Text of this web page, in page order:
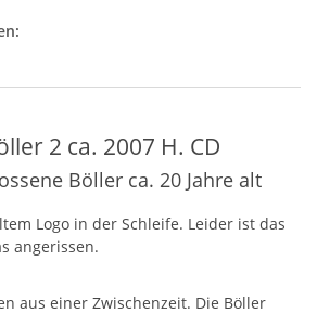
2 ca. 2007 H. CD
Böller ca. 20 Jahre alt
Logo in der Schleife. Leider ist das
angerissen.
aus einer Zwischenzeit. Die Böller